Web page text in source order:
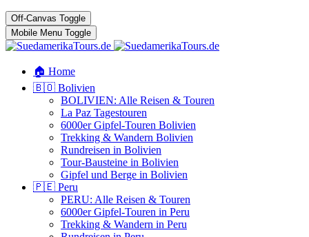
Off-Canvas Toggle
Mobile Menu Toggle
🏠 Home
🇧🇴 Bolivien
BOLIVIEN: Alle Reisen & Touren
La Paz Tagestouren
6000er Gipfel-Touren Bolivien
Trekking & Wandern Bolivien
Rundreisen in Bolivien
Tour-Bausteine in Bolivien
Gipfel und Berge in Bolivien
🇵🇪 Peru
PERU: Alle Reisen & Touren
6000er Gipfel-Touren in Peru
Trekking & Wandern in Peru